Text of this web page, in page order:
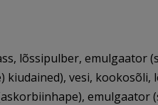
lõssipulber, emulgaator
vesi,
emulgaator